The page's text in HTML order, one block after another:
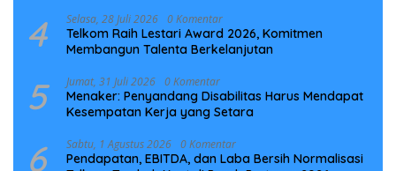
4 Selasa, 28 Juli 2026 0 Komentar
Telkom Raih Lestari Award 2026, Komitmen
Membangun Talenta Berkelanjutan
5 Jumat, 31 Juli 2026 0 Komentar
Menaker: Penyandang Disabilitas Harus Mendapat
Kesempatan Kerja yang Setara
6 Sabtu, 1 Agustus 2026 0 Komentar
Pendapatan, EBITDA, dan Laba Bersih Normalisasi